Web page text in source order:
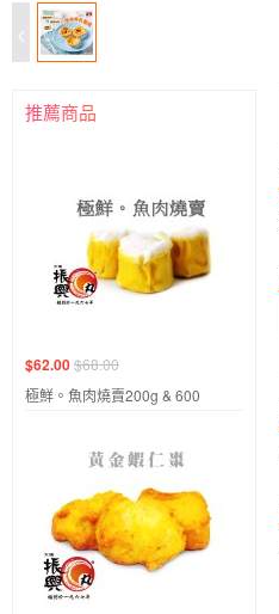
推薦商品
$62.00$68.00
極鮮。魚肉燒賣200g & 600